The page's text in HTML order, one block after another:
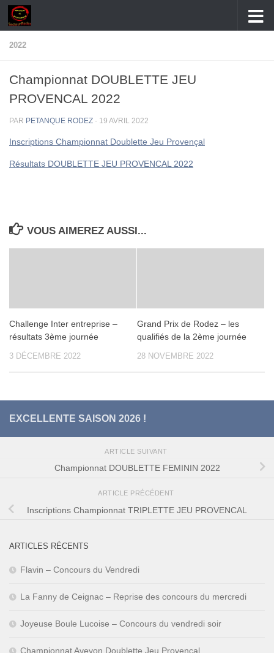
Skip to content
2022
Championnat DOUBLETTE JEU
PROVENCAL 2022
PAR PETANQUE RODEZ · 19 AVRIL 2022
Inscriptions Championnat Doublette Jeu Provençal
Résultats DOUBLETTE JEU PROVENCAL 2022
VOUS AIMEREZ AUSSI...
Challenge Inter entreprise –
résultats 3ème journée
3 DÉCEMBRE 2022
Grand Prix de Rodez – les
qualifiés de la 2ème journée
28 NOVEMBRE 2022
EXCELLENTE SAISON 2026 !
ARTICLE SUIVANT
Championnat DOUBLETTE FEMININ 2022
ARTICLE PRÉCÉDENT
Inscriptions Championnat TRIPLETTE JEU PROVENCAL
ARTICLES RÉCENTS
Flavin – Concours du Vendredi
La Fanny de Ceignac – Reprise des concours du mercredi
Joyeuse Boule Lucoise – Concours du vendredi soir
Championnat Aveyon Doublette Jeu Provençal